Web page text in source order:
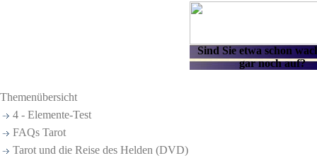
Themenübersicht
4 - Elemente-Test
FAQs Tarot
Tarot und die Reise des Helden (DVD)